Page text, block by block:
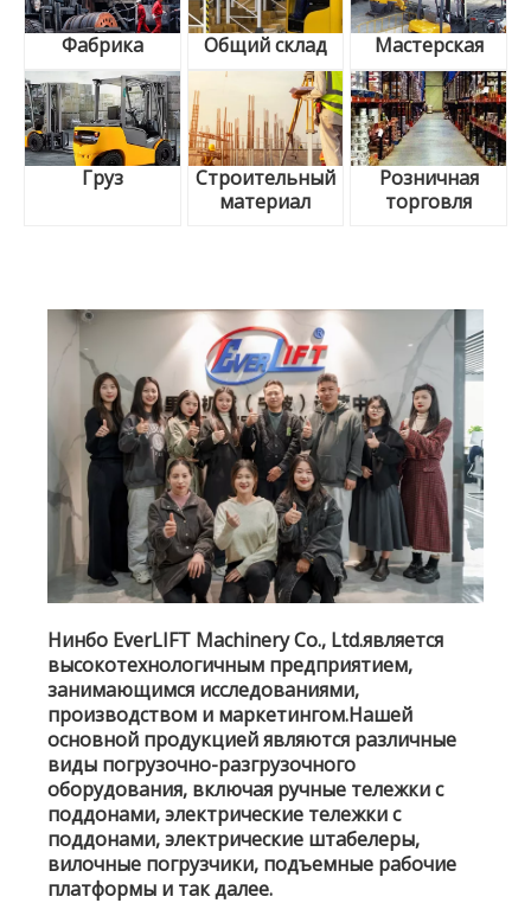
Фабрика Общий склад Мастерская
Груз
Строительный
материал
Розничная
торговля
Нинбо EverLIFT Machinery Co., Ltd.является
высокотехнологичным предприятием,
занимающимся исследованиями,
производством и маркетингом.Нашей
основной продукцией являются различные
виды погрузочно-разгрузочного
оборудования, включая ручные тележки с
поддонами, электрические тележки с
поддонами, электрические штабелеры,
вилочные погрузчики, подъемные рабочие
платформы и так далее.